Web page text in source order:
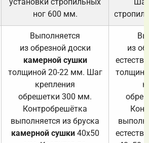
ног 600 мм.
Выполняется
из обрезной доски
камерной сушки
толщиной 20-22 мм. Шаг
крепления
обрешетки 300 мм.
Контробрешётка
выполняется из бруска
камерной сушки40х50
из